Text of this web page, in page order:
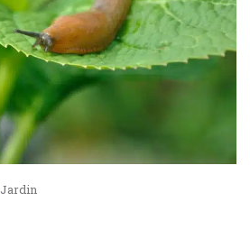
Jardin